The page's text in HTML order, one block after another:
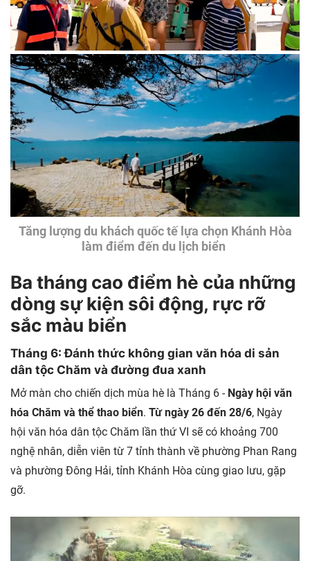
Tăng lượng du khách quốc tế lựa chọn Khánh Hòa
làm điểm đến du lịch biển
Ba tháng cao điểm hè của những
dòng sự kiện sôi động, rực rỡ
sắc màu biển
Tháng 6: Đánh thức không gian văn hóa di sản
dân tộc Chăm và đường đua xanh
Mở màn cho chiến dịch mùa hè là Tháng 6 - Ngày hội văn
hóa Chăm và thể thao biển. Từ ngày 26 đến 28/6, Ngày
hội văn hóa dân tộc Chăm lần thứ VI sẽ có khoảng 700
nghệ nhân, diễn viên từ 7 tỉnh thành về phường Phan Rang
và phường Đông Hải, tỉnh Khánh Hòa cùng giao lưu, gặp
gỡ.